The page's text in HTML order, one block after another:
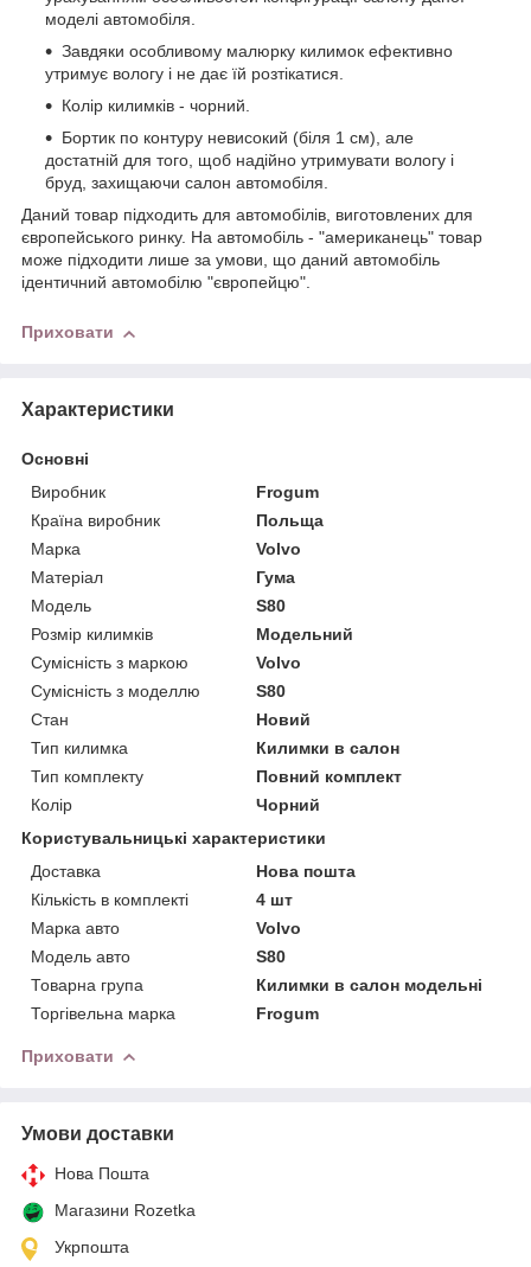
моделі автомобіля.
Завдяки особливому малюрку килимок ефективно
утримує вологу і не дає їй розтікатися.
Колір килимків - чорний.
Бортик по контуру невисокий (біля 1 см), але
достатній для того, щоб надійно утримувати вологу і
бруд, захищаючи салон автомобіля.
Даний товар підходить для автомобілів, виготовлених для
європейського ринку. На автомобіль - "американець" товар
може підходити лише за умови, що даний автомобіль
ідентичний автомобілю "європейцю".
Приховати
Характеристики
Основні
Виробник
Frogum
Країна виробник
Польща
Марка
Volvo
Матеріал
Гума
Модель
S80
Розмір килимків
Модельний
Сумісність з маркою
Volvo
Сумісність з моделлю
S80
Стан
Новий
Тип килимка
Килимки в салон
Тип комплекту
Повний комплект
Колір
Чорний
Користувальницькі характеристики
Доставка
Нова пошта
Кількість в комплекті
4 шт
Марка авто
Volvo
Модель авто
S80
Товарна група
Килимки в салон модельні
Торгівельна марка
Frogum
Приховати
Умови доставки
Нова Пошта
Магазини Rozetka
Укрпошта